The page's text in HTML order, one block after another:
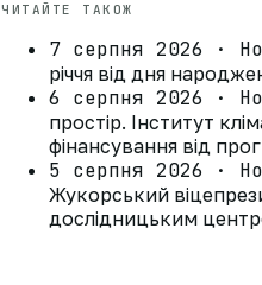
ЧИТАЙТЕ ТАКОЖ
7 серпня 2026 ·
річчя від дня
6 серпня 2026 ·
простір. Інститут
фінансування від
5 серпня 2026 ·
Жукорський
дослідницьким